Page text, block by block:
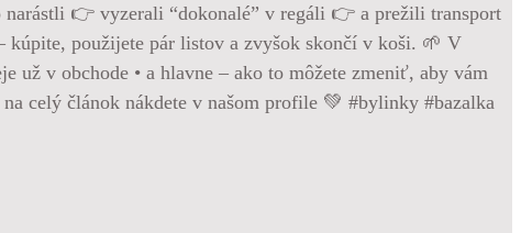
👉 vyzerali “dokonalé” v regáli 👉 a prežili transport
kúpite, použijete pár listov a zvyšok skončí v koši. 🌱 V
už v obchode • a hlavne – ako to môžete zmeniť, aby vám
celý článok nákdete v našom profile 💚 #bylinky #bazalka